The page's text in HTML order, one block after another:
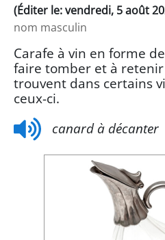
(Éditer le: vendredi, 5 août
nom masculin
Carafe à vin en forme
faire tomber et à
trouvent dans certains
ceux-ci.
canard à décanter